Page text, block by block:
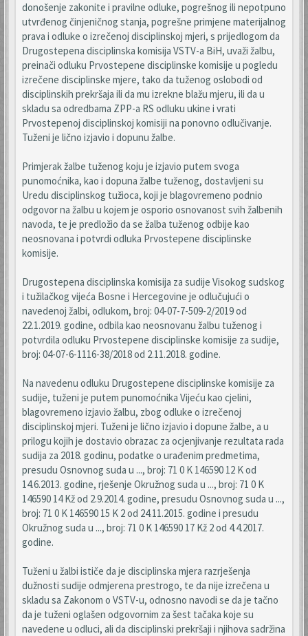
donošenje zakonite i pravilne odluke, pogrešnog ili nepotpuno
utvrđenog činjeničnog stanja, pogrešne primjene materijalnog
prava i odluke o izrečenoj disciplinskoj mjeri, s prijedlogom da
Drugostepena disciplinska komisija VSTV-a BiH, uvaži žalbu,
preinači odluku Prvostepene disciplinske komisije u pogledu
izrečene disciplinske mjere, tako da tuženog oslobodi od
disciplinskih prekršaja ili da mu izrekne blažu mjeru, ili da u
skladu sa odredbama ZPP-a RS odluku ukine i vrati
Prvostepenoj disciplinskoj komisiji na ponovno odlučivanje.
Tuženi je lično izjavio i dopunu žalbe.
Primjerak žalbe tuženog koju je izjavio putem svoga
punomoćnika, kao i dopuna žalbe tuženog, dostavljeni su
Uredu disciplinskog tužioca, koji je blagovremeno podnio
odgovor na žalbu u kojem je osporio osnovanost svih žalbenih
navoda, te je predložio da se žalba tuženog odbije kao
neosnovana i potvrdi odluka Prvostepene disciplinske
komisije.
Drugostepena disciplinska komisija za sudije Visokog sudskog
i tužilačkog vijeća Bosne i Hercegovine je odlučujući o
navedenoj žalbi, odlukom, broj: 04-07-7-509-2/2019 od
22.1.2019. godine, odbila kao neosnovanu žalbu tuženog i
potvrdila odluku Prvostepene disciplinske komisije za sudije,
broj: 04-07-6-1116-38/2018 od 2.11.2018. godine.
Na navedenu odluku Drugostepene disciplinske komisije za
sudije, tuženi je putem punomoćnika Vijeću kao cjelini,
blagovremeno izjavio žalbu, zbog odluke o izrečenoj
disciplinskoj mjeri. Tuženi je lično izjavio i dopune žalbe, a u
prilogu kojih je dostavio obrazac za ocjenjivanje rezultata rada
sudija za 2018. godinu, podatke o urađenim predmetima,
presudu Osnovnog suda u ..., broj: 71 0 K 146590 12 K od
14.6.2013. godine, rješenje Okružnog suda u ..., broj: 71 0 K
146590 14 Kž od 2.9.2014. godine, presudu Osnovnog suda u ...,
broj: 71 0 K 146590 15 K 2 od 24.11.2015. godine i presudu
Okružnog suda u ..., broj: 71 0 K 146590 17 Kž 2 od 4.4.2017.
godine.
Tuženi u žalbi ističe da je disciplinska mjera razrješenja
dužnosti sudije odmjerena prestrogo, te da nije izrečena u
skladu sa Zakonom o VSTV-u, odnosno navodi se da je tačno
da je tuženi oglašen odgovornim za šest tačaka koje su
navedene u odluci, ali da disciplinski prekršaji i njihova sadržina